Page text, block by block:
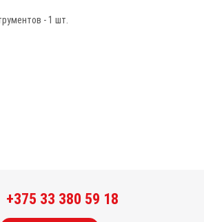
- 1 шт.
+375 33 380 59 18